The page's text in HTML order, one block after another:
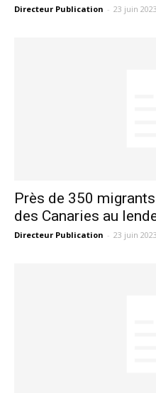
Directeur Publication - 23 juin 2023
Près de 350
des Canaries au
Directeur Publication - 23 juin 2023